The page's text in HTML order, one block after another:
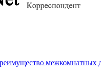
межкомнатных